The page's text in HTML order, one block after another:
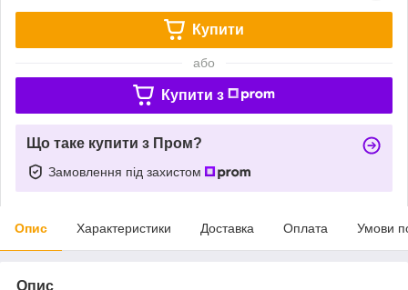
Купити
або
Купити з
Що таке купити з Пром?
Замовлення під захистом
Опис Характеристики Доставка Оплата Умови
Опис